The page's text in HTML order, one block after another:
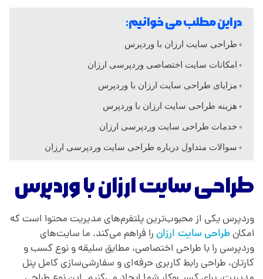
ت
ز
ا
ن
در این مطلب می خوانیم:
طراحی سایت ارزان با وردپرس
امکانات سایت اختصاصی وردپرسی ارزان
مزایای طراحی سایت ارزان با وردپرس
هزینه طراحی سایت ارزان با وردپرس
خدمات طراحی سایت وردپرسی ارزان
سوالات متداول درباره طراحی سایت وردپرسی ارزان
طراحی سایت ارزان با وردپرس
وردپرس یکی از محبوب‌ترین پلتفرم‌های مدیریت محتوا است که
امکانطراحی سایت ارزانرا فراهم می‌کند. ما سایت‌های
وردپرسی را با طراحی اختصاصی، مطابق سلیقه و نوع کسب و
کارتان، طراحی رابط کاربری حرفه‌ای و سفارشی‌سازی کامل پنل